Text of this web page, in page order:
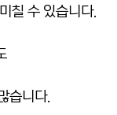
칠 수 있습니다.
습니다.